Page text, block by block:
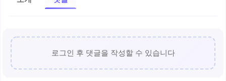
로그인 후 댓글을 작성할 수 있습니다